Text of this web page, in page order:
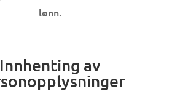
lønn.
Innhenting av